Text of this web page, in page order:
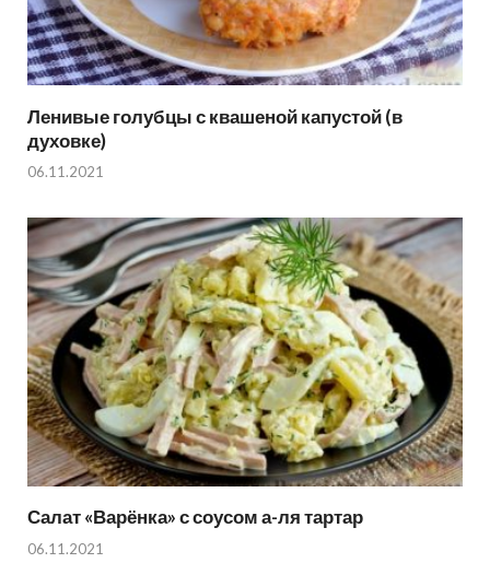
Ленивые голубцы с квашеной капустой (в
духовке)
06.11.2021
Салат «Варёнка» с соусом а-ля тартар
06.11.2021